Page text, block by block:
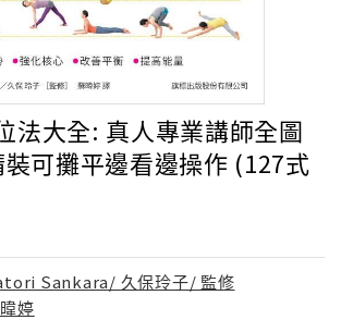
法大全: 真人專業講師全圖
可攤平邊看邊操作 (127式
Sankara/ 久保玲子/ 監修
婷